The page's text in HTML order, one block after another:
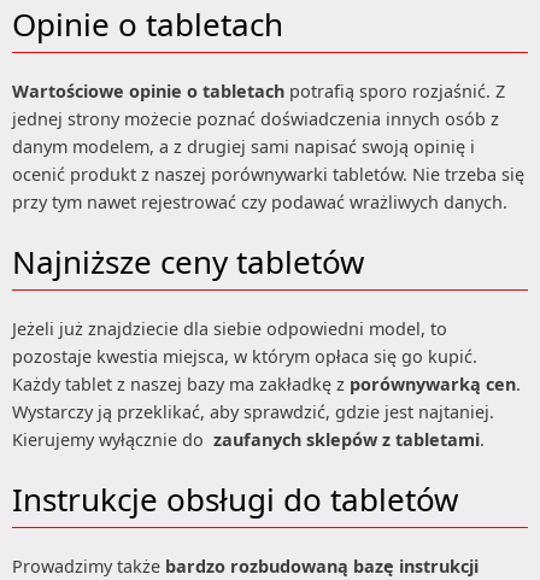
Opinie o tabletach
Wartościowe opinie o tabletach potrafią sporo rozjaśnić. Z
jednej strony możecie poznać doświadczenia innych osób z
danym modelem, a z drugiej sami napisać swoją opinię i
ocenić produkt z naszej porównywarki tabletów. Nie trzeba się
przy tym nawet rejestrować czy podawać wrażliwych danych.
Najniższe ceny tabletów
Jeżeli już znajdziecie dla siebie odpowiedni model, to
pozostaje kwestia miejsca, w którym opłaca się go kupić.
Każdy tablet z naszej bazy ma zakładkę z porównywarką cen.
Wystarczy ją przeklikać, aby sprawdzić, gdzie jest najtaniej.
Kierujemy wyłącznie do zaufanych sklepów z tabletami.
Instrukcje obsługi do tabletów
Prowadzimy także bardzo rozbudowaną bazę instrukcji